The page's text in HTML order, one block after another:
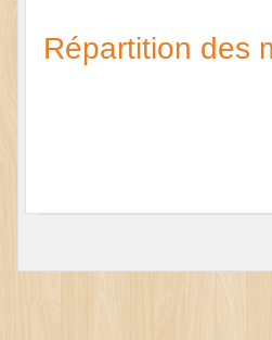
Répartition des